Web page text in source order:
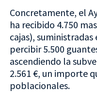
Concretamente, el
ha recibido 4.750
cajas),
percibir 5.500
ascendiendo la
2.561 €, un importe
poblacionales.